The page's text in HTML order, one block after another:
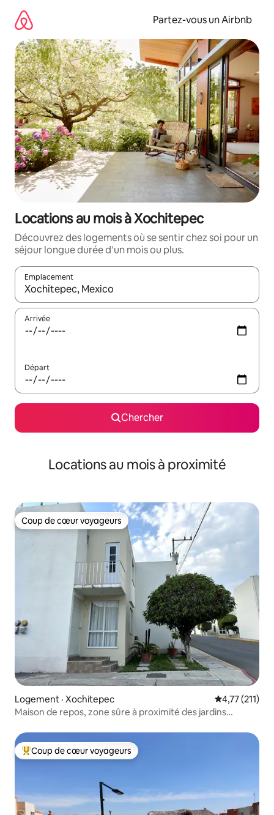
directement
contenu
Partez-vous un Airbnb
Locations au mois à Xochitepec
Découvrez des logements où se sentir chez soi pour un
séjour longue durée d’un mois ou plus.
Emplacement
Quand les résultats sont affichés, parcourez-les en utilisant
Arrivée
Départ
Chercher
Locations au mois à proximité
Coup de cœur voyageurs
Coup de cœur voyageurs
Logement · Xochitepec Note
4,77 (211)
Maison de repos, zone sûre à proximité des jardins
Coup de cœur voyageurs parmi les plus aimés
Coup de cœur voyageurs